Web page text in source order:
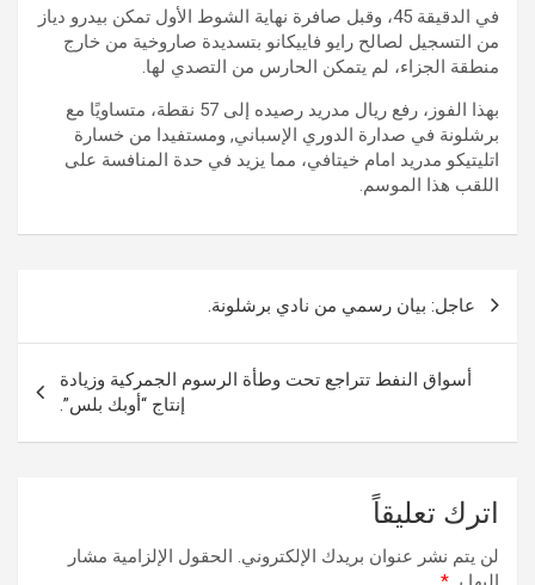
في الدقيقة 45، وقبل صافرة نهاية الشوط الأول تمكن بيدرو دياز
من التسجيل لصالح رايو فاييكانو بتسديدة صاروخية من خارج
منطقة الجزاء، لم يتمكن الحارس من التصدي لها.
بهذا الفوز، رفع ريال مدريد رصيده إلى 57 نقطة، متساويًا مع
برشلونة في صدارة الدوري الإسباني, ومستفيدا من خسارة
اتليتيكو مدريد امام خيتافي، مما يزيد في حدة المنافسة على
اللقب هذا الموسم.
المقالات
عاجل: بيان رسمي من نادي برشلونة.
أسواق النفط تتراجع تحت وطأة الرسوم الجمركية وزيادة
إنتاج “أوبك بلس”.
اترك تعليقاً
لن يتم نشر عنوان بريدك الإلكتروني. الحقول الإلزامية مشار